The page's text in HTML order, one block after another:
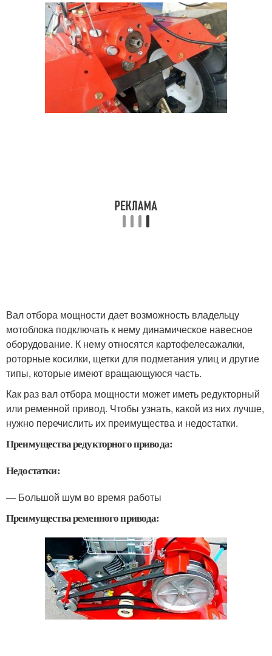
Вал отбора мощности дает возможность владельцу
мотоблока подключать к нему динамическое навесное
оборудование. К нему относятся картофелесажалки,
роторные косилки, щетки для подметания улиц и другие
типы, которые имеют вращающуюся часть.
Как раз вал отбора мощности может иметь редукторный
или ременной привод. Чтобы узнать, какой из них лучше,
нужно перечислить их преимущества и недостатки.
Преимущества редукторного привода:
Недостатки:
— Большой шум во время работы
Преимущества ременного привода: